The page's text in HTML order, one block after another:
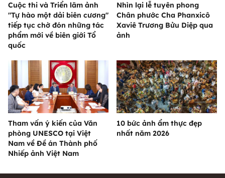
Cuộc thi và Triển lãm ảnh
"Tự hào một dải biên cương"
tiếp tục chờ đón những tác
phẩm mới về biên giới Tổ
quốc
Nhìn lại lễ tuyên phong
Chân phước Cha Phanxicô
Xaviê Trương Bửu Diệp qua
ảnh
Tham vấn ý kiến của Văn
phòng UNESCO tại Việt
Nam về Đề án Thành phố
Nhiếp ảnh Việt Nam
10 bức ảnh ẩm thực đẹp
nhất năm 2026